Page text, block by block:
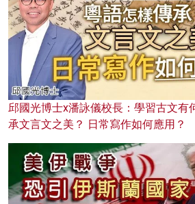
邱國光博士x潘詠儀校長：學習古文有
承文言文之美？ 日常寫作如何應用？